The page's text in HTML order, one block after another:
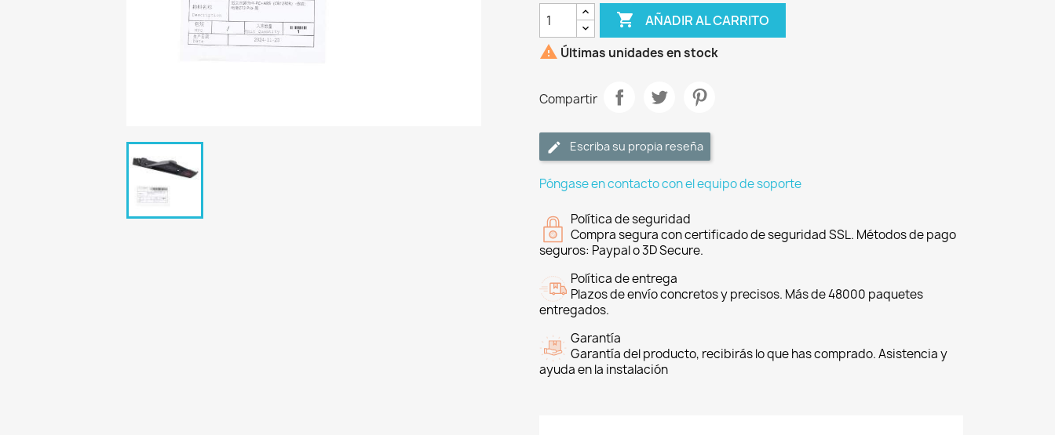
 AÑADIR AL CARRITO
 Últimas unidades en stock
Compartir
Escriba su propia reseña
Póngase en contacto con el equipo de soporte
Política de seguridad
Compra segura con certificado de seguridad SSL. Métodos de pago
seguros: Paypal o 3D Secure.
Política de entrega
Plazos de envío concretos y precisos. Más de 48000 paquetes
entregados.
Garantía
Garantía del producto, recibirás lo que has comprado. Asistencia y
ayuda en la instalación